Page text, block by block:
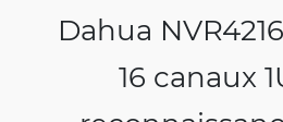
Dahua
16 canaux